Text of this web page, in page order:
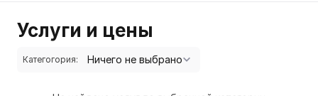
Услуги и цены
Категогория: